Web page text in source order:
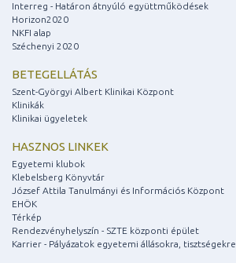
Interreg - Határon átnyúló együttműködések
Horizon2020
NKFI alap
Széchenyi 2020
BETEGELLÁTÁS
Szent-Györgyi Albert Klinikai Központ
Klinikák
Klinikai ügyeletek
HASZNOS LINKEK
Egyetemi klubok
Klebelsberg Könyvtár
József Attila Tanulmányi és Információs Központ
EHÖK
Térkép
Rendezvényhelyszín - SZTE központi épület
Karrier - Pályázatok egyetemi állásokra, tisztségekre